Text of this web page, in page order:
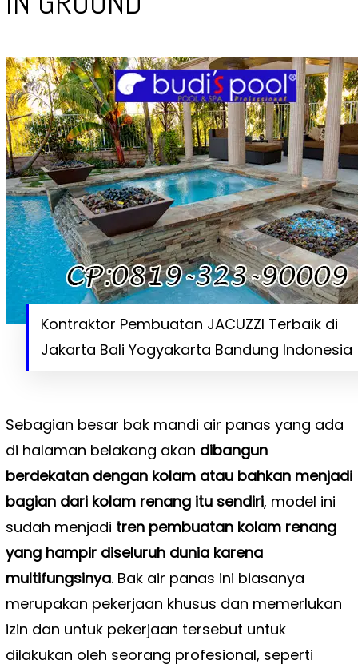
Kontraktor Pembuatan JACUZZI Terbaik di
Jakarta Bali Yogyakarta Bandung Indonesia
Sebagian besar bak mandi air panas yang ada
di halaman belakang akan dibangun
berdekatan dengan kolam atau bahkan menjadi
bagian dari kolam renang itu sendiri, model ini
sudah menjadi tren pembuatan kolam renang
yang hampir diseluruh dunia karena
multifungsinya. Bak air panas ini biasanya
merupakan pekerjaan khusus dan memerlukan
izin dan untuk pekerjaan tersebut untuk
dilakukan oleh seorang profesional, seperti